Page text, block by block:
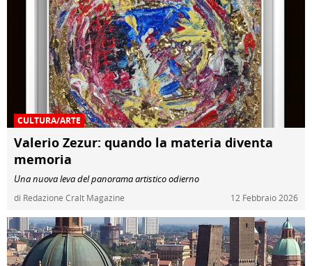
CULTURA/ARTE
Valerio Zezur: quando la materia diventa
memoria
Una nuova leva del panorama artistico odierno
di Redazione Cralt Magazine 12 Febbraio 2026